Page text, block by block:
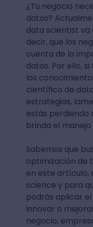
¿Tu negocio
datos?
data scientist va
decir, que los
cuenta de la
datos. Por ello,
los
científico de
estrategias,
estás perdiendo
brinda el manejo
Sabemos que
optimización de
en este artículo,
science y para
podrás aplicar
innovar o
negocio,